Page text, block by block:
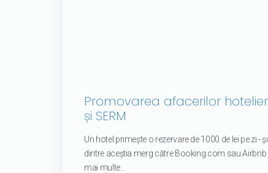
Promovarea afacerilor
și SERM
Un hotel primește o rezervare de 1000 de lei pe zi -
dintre aceștia merg către Booking.com sau
mai multe...